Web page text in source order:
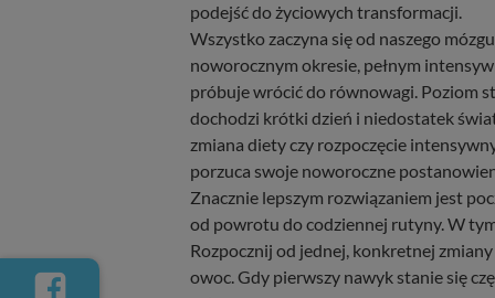
podejść do życiowych transformacji.
Wszystko zaczyna się od naszego
noworocznym okresie, pełnym
próbuje wrócić do równowagi. Poziom
dochodzi krótki dzień i niedostatek
zmiana diety czy rozpoczęcie
porzuca swoje noworoczne
Znacznie lepszym rozwiązaniem jest
od powrotu do codziennej rutyny. W
Rozpocznij od jednej, konkretnej
owoc. Gdy pierwszy nawyk stanie się